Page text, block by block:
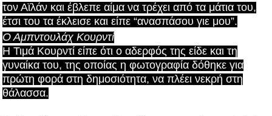
τον Αϊλάν και έβλεπε αίμα να τρέχει από τα μάτια του,
έτσι του τα έκλεισε και είπε “ανασπάσου γιε μου”.
Ο Αμπντουλάχ Κουρντί
Η Τιμά Κουρντί είπε ότι ο αδερφός της είδε και τη
γυναίκα του, της οποίας η φωτογραφία δόθηκε για
πρώτη φορά στη δημοσιότητα, να πλέει νεκρή στη
θάλασσα.